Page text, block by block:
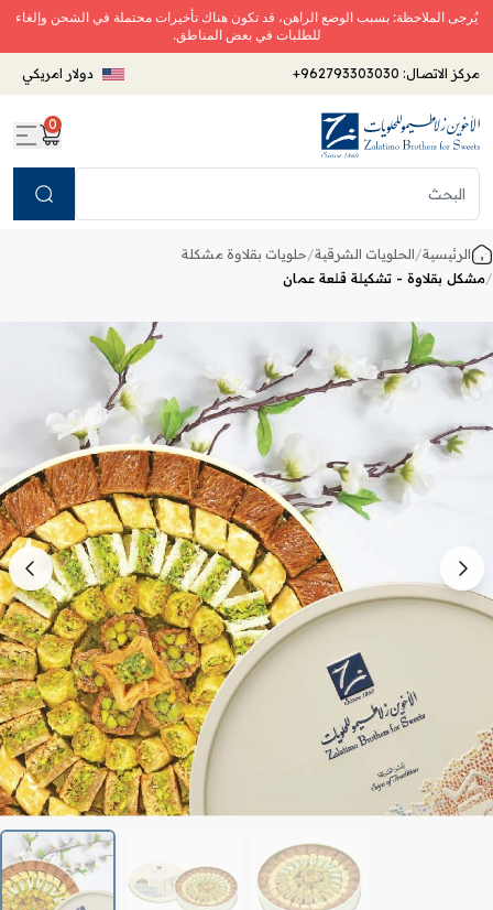
يُرجى الملاحظة: بسبب الوضع الراهن، قد تكون هناك تأخيرات محتملة في الشحن وإلغاء
للطلبات في بعض المناطق.
مركز الاتصال: +962793303030 دولار امريكي
0
الرئيسية/الحلويات الشرقية/حلويات بقلاوة مشكلة
/مشكل بقلاوة - تشكيلة قلعة عمان